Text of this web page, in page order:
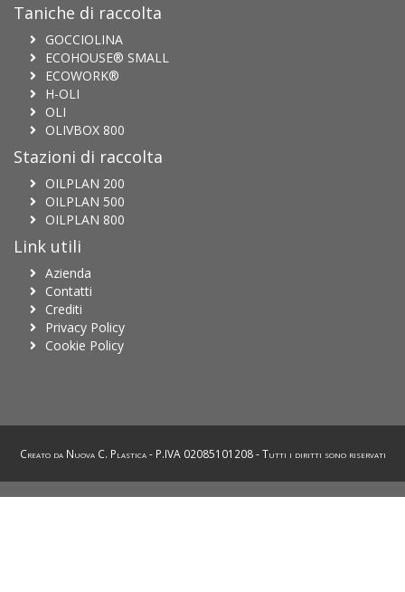
Taniche di raccolta
GOCCIOLINA
ECOHOUSE® SMALL
ECOWORK®
H-OLI
OLI
OLIVBOX 800
Stazioni di raccolta
OILPLAN 200
OILPLAN 500
OILPLAN 800
Link utili
Azienda
Contatti
Crediti
Privacy Policy
Cookie Policy
Creato da Nuova C. Plastica- P.IVA 02085101208 - Tutti i diritti sono riservati